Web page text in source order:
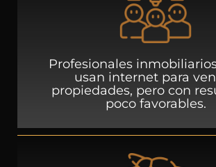
Profesionales
usan internet para
propiedades, pero con
poco favorables.